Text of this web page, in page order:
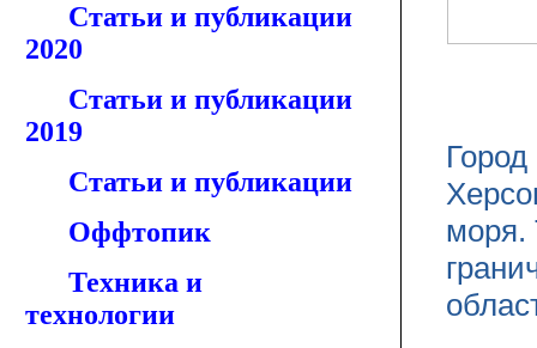
Статьи и публикации
2020
Статьи и публикации
2019
Статьи и публикации
Оффтопик
Техника и
технологии
моря.